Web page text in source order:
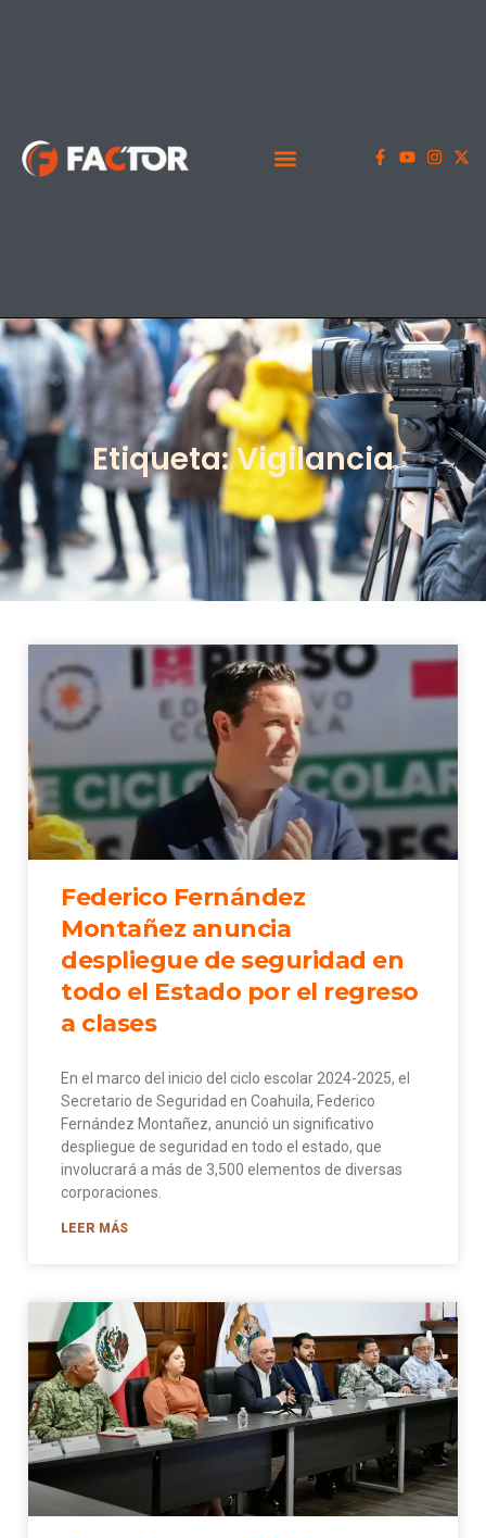
Etiqueta: Vigilancia
Federico Fernández
Montañez anuncia
despliegue de seguridad en
todo el Estado por el regreso
a clases
En el marco del inicio del ciclo escolar 2024-2025, el
Secretario de Seguridad en Coahuila, Federico
Fernández Montañez, anunció un significativo
despliegue de seguridad en todo el estado, que
involucrará a más de 3,500 elementos de diversas
corporaciones.
LEER MÁS